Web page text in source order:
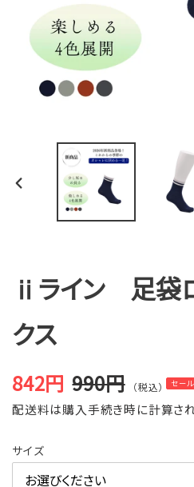
ⅱライン 足袋
クス
販
価
格
842円
通
格
990円 （税込） セール
配送料は購入手続き時に計算され
サイズ